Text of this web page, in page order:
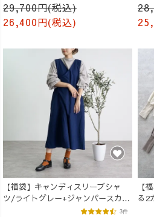
29,700円(税込)
26,400円(税込)
【福袋】キャンディスリーブシャ
ツ/ライトグレー+ジャンパースカー
3件
【
る2